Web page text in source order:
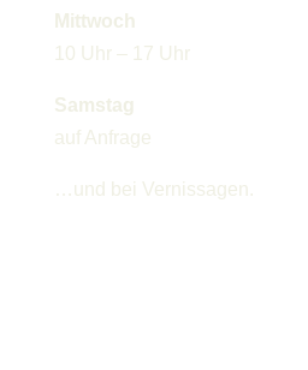
Mittwoch
10 Uhr – 17 Uhr
Samstag
auf Anfrage
…und bei Vernissagen.